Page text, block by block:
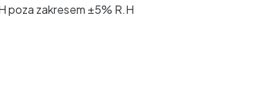
poza zakresem ±5% R.H